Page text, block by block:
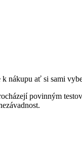
nákupu ať si sami
povinným